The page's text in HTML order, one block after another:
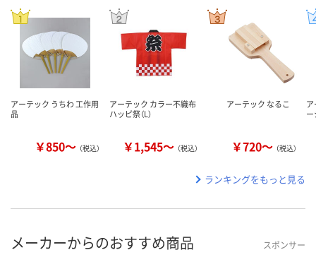
アーテック うちわ 工作用
品
￥850～ （税込）
アーテック カラー不織布
ハッピ祭（L）
￥1,545～ （税込）
アーテック なるこ
￥720～ （税込）
ー
ランキングをもっと見る
メーカーからのおすすめ商品 スポンサー